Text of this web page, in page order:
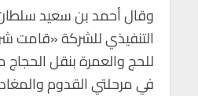
وقال أحمد بن سعيد
التنفيذي للشركة «قامت
للحج والعمرة بنقل